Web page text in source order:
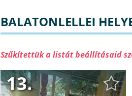
BALATONLELLEI
Szűkítettük a listát beállításaid
13.